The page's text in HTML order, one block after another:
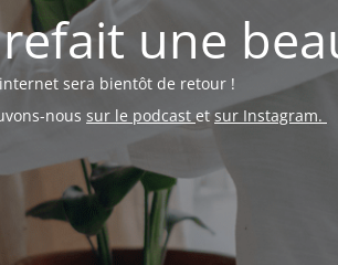
une
sera bientôt de retour !
nous sur le podcast et sur Instagram.